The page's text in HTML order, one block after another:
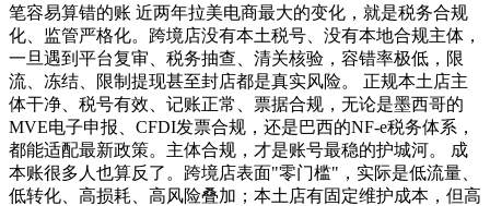
笔容易算错的账 近两年拉美电商最大的变化，就是税务合规
化、监管严格化。跨境店没有本土税号、没有本地合规主体，
一旦遇到平台复审、税务抽查、清关核验，容错率极低，限
流、冻结、限制提现甚至封店都是真实风险。 正规本土店主
体干净、税号有效、记账正常、票据合规，无论是墨西哥的
MVE电子申报、CFDI发票合规，还是巴西的NF-e税务体系，
都能适配最新政策。主体合规，才是账号最稳的护城河。 成
本账很多人也算反了。跨境店表面"零门槛"，实际是低流量、
低转化、高损耗、高风险叠加；本土店有固定维护成本，但高